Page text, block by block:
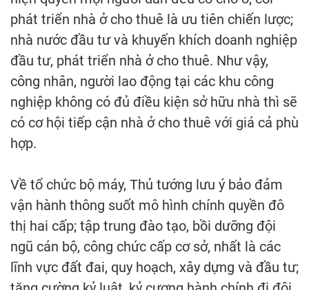
phát triển nhà ở cho thuê là ưu tiên chiến lược;
nhà nước đầu tư và khuyến khích doanh nghiệp
đầu tư, phát triển nhà ở cho thuê. Như vậy,
công nhân, người lao động tại các khu công
nghiệp không có đủ điều kiện sở hữu nhà thì sẽ
có cơ hội tiếp cận nhà ở cho thuê với giá cả phù
hợp.
Về tổ chức bộ máy, Thủ tướng lưu ý bảo đảm
vận hành thông suốt mô hình chính quyền đô
thị hai cấp; tập trung đào tạo, bồi dưỡng đội
ngũ cán bộ, công chức cấp cơ sở, nhất là các
lĩnh vực đất đai, quy hoạch, xây dựng và đầu tư;